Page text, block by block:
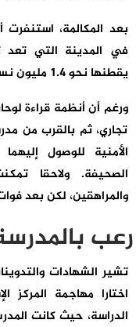
بعد المكالمة، استنفرت
في المدينة التي تعد
يقطنها نحو 1.4 مليون نسمة.
ورغم أن أنظمة قراءة
تجاري، ثم بالقرب من
الأمنية للوصول
الصحيفة. ولاحقا
والمراهقين، لكن بعد
رعب
تشير الشهادات
اختارا مهاجمة
الدراسة، حيث كانت